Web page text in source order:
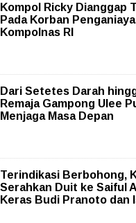
Kompol Ricky Dianggap
Pada Korban
Kompolnas RI
Dari Setetes Darah
Remaja Gampong Ulee
Menjaga Masa Depan
Terindikasi Berbohong,
Serahkan Duit ke Saiful
Keras Budi Pranoto dan